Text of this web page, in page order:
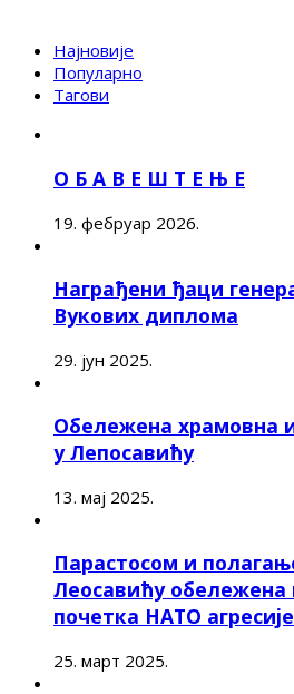
Најновије
Популарно
Тагови
О Б А В Е Ш Т Е Њ Е
19. фебруар 2026.
Награђени ђаци
Вукових диплома
29. јун 2025.
Обележена храмовна
у Лепосавићу
13. мај 2025.
Парастосом и
Леосавићу
почетка НАТО агресије
25. март 2025.